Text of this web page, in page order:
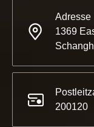
Adresse
1369
200120